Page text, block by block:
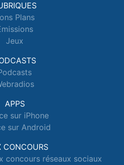
Plans
Jeux
APPS
sur iPhone
sur Android
CONCOURS
concours réseaux sociaux